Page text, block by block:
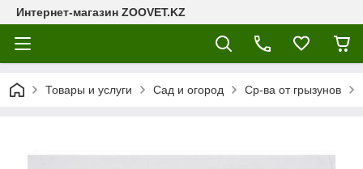
Интернет-магазин ZOOVET.KZ
Товары и услуги Сад и огород Ср-ва от грызунов